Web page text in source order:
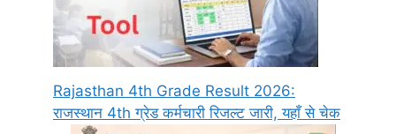
Rajasthan 4th Grade Result 2026:
राजस्थान 4th ग्रेड कर्मचारी रिजल्ट जारी, यहाँ से चेक